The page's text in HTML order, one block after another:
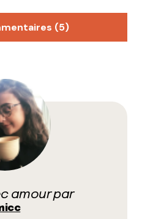
(5)
nous fêtons les 25 ans de
(-10% sur tout le
en 1/4 d’heure depuis
amour par